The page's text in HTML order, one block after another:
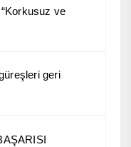
ve
geri